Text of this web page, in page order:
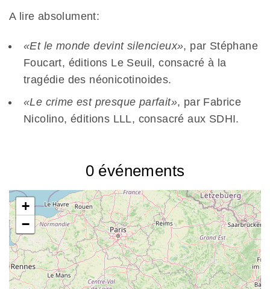
A lire absolument:
«Et le monde devint silencieux», par Stéphane
Foucart, éditions Le Seuil, consacré à la
tragédie des néonicotinoides.
«Le crime est presque parfait», par Fabrice
Nicolino, éditions LLL, consacré aux SDHI.
0 événements
+
−